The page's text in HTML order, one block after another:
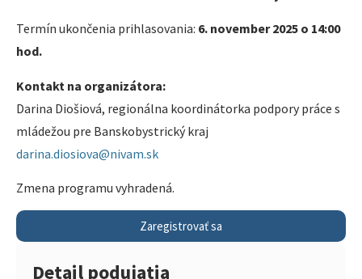
Termín ukončenia prihlasovania: 6. november 2025 o 14:00
hod.
Kontakt na organizátora:
Darina Diošiová, regionálna koordinátorka podpory práce s
mládežou pre Banskobystrický kraj
darina.diosiova@nivam.sk
Zmena programu vyhradená.
Zaregistrovať sa
Detail podujatia